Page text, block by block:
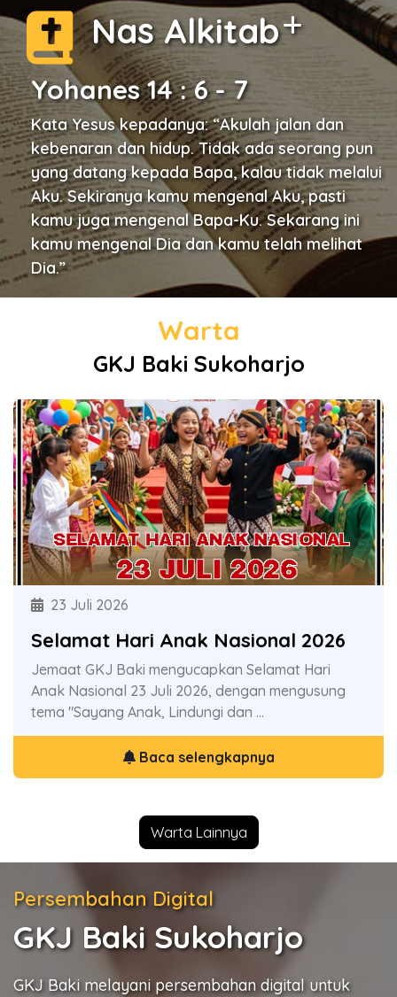
Nas Alkitab
Yohanes 14 : 6 - 7
Kata Yesus kepadanya: “Akulah jalan dan
kebenaran dan hidup. Tidak ada seorang pun
yang datang kepada Bapa, kalau tidak melalui
Aku. Sekiranya kamu mengenal Aku, pasti
kamu juga mengenal Bapa-Ku. Sekarang ini
kamu mengenal Dia dan kamu telah melihat
Dia.”
Warta
GKJ Baki Sukoharjo
23 Juli 2026
Selamat Hari Anak Nasional 2026
Jemaat GKJ Baki mengucapkan Selamat Hari
Anak Nasional 23 Juli 2026, dengan mengusung
tema "Sayang Anak, Lindungi dan ...
Baca selengkapnya
19 Juli 2026
Donor Darah GKJ Baki
Ayo donor darah di gedung magdalena GKJ Baki,
bekerjasama dengan PMI Indonesia. Donorkan
Darah & selamatkan sesama ...
Baca selengkapnya
Warta Lainnya
Persembahan Digital
GKJ Baki Sukoharjo
GKJ Baki melayani persembahan digital untuk